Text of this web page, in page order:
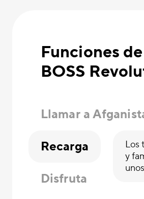
Funciones
BOSS
Llamar a
Recarga
Los
y
Disfruta